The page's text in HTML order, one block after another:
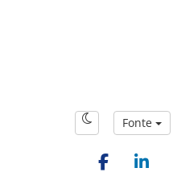
Fonte